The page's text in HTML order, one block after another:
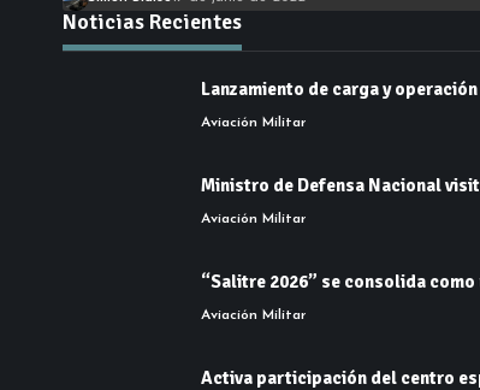
Noticias Recientes
Lanzamiento de carga y
Aviación Militar
Ministro de Defensa Nacional
Aviación Militar
“Salitre 2026” se consolida
Aviación Militar
Activa participación del centro